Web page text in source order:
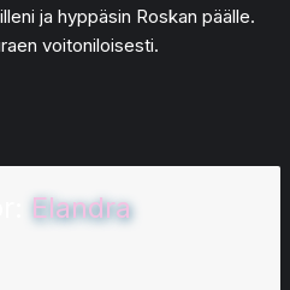
ja hyppäsin Roskan päälle.
voitoniloisesti.
Elandra